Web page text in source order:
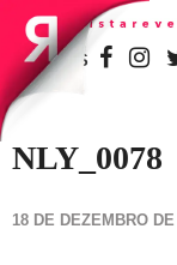
SIGA-NOS
NLY_0078
18 DE DEZEMBRO